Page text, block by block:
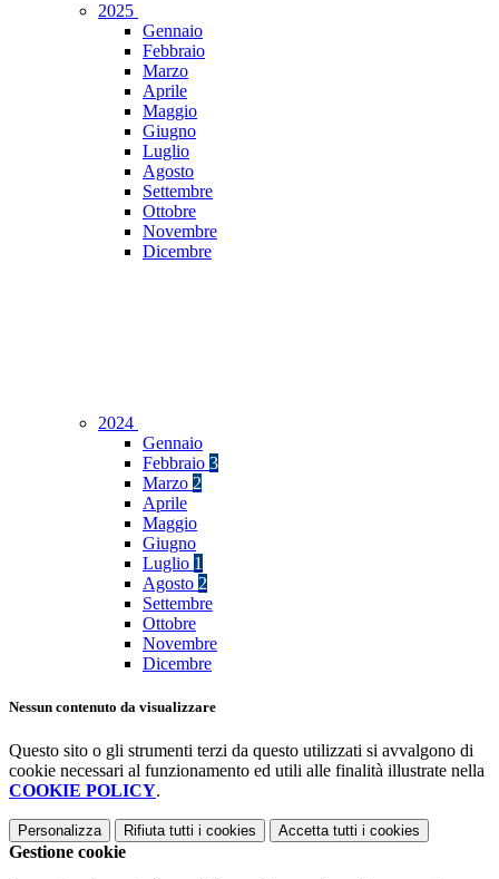
2025
Gennaio
Febbraio
Marzo
Aprile
Maggio
Giugno
Luglio
Agosto
Settembre
Ottobre
Novembre
Dicembre
2024
Gennaio
Febbraio 3
Marzo 2
Aprile
Maggio
Giugno
Luglio 1
Agosto 2
Settembre
Ottobre
Novembre
Dicembre
Nessun contenuto da visualizzare
Questo sito o gli strumenti terzi da questo utilizzati si avvalgono di
cookie necessari al funzionamento ed utili alle finalità illustrate nella
COOKIE POLICY.
Personalizza Rifiuta tutti i cookies Accetta tutti i cookies
Gestione cookie